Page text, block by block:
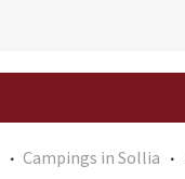
Campings in Sollia